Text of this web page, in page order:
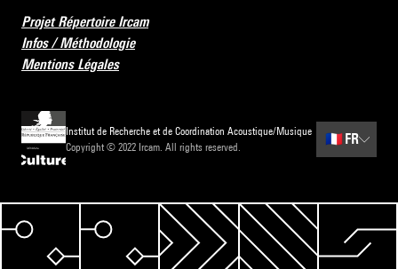
Projet Répertoire Ircam
Infos / Méthodologie
Mentions Légales
Institut de Recherche et de Coordination Acoustique/Musique
Copyright © 2022 Ircam. All rights reserved.
🇫🇷 FR